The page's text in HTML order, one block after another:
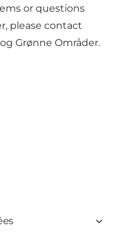
or questions
please contact
Grønne Områder.